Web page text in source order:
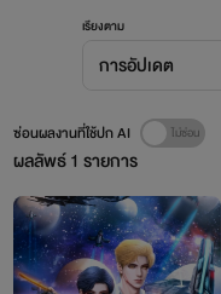
เรียงตาม
การอัปเดต
ผลลัพธ์1 รายการ
ซ่อนผลงานที่ใช้ปก AI